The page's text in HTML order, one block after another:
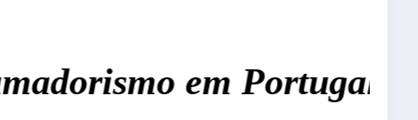
em Portugal!